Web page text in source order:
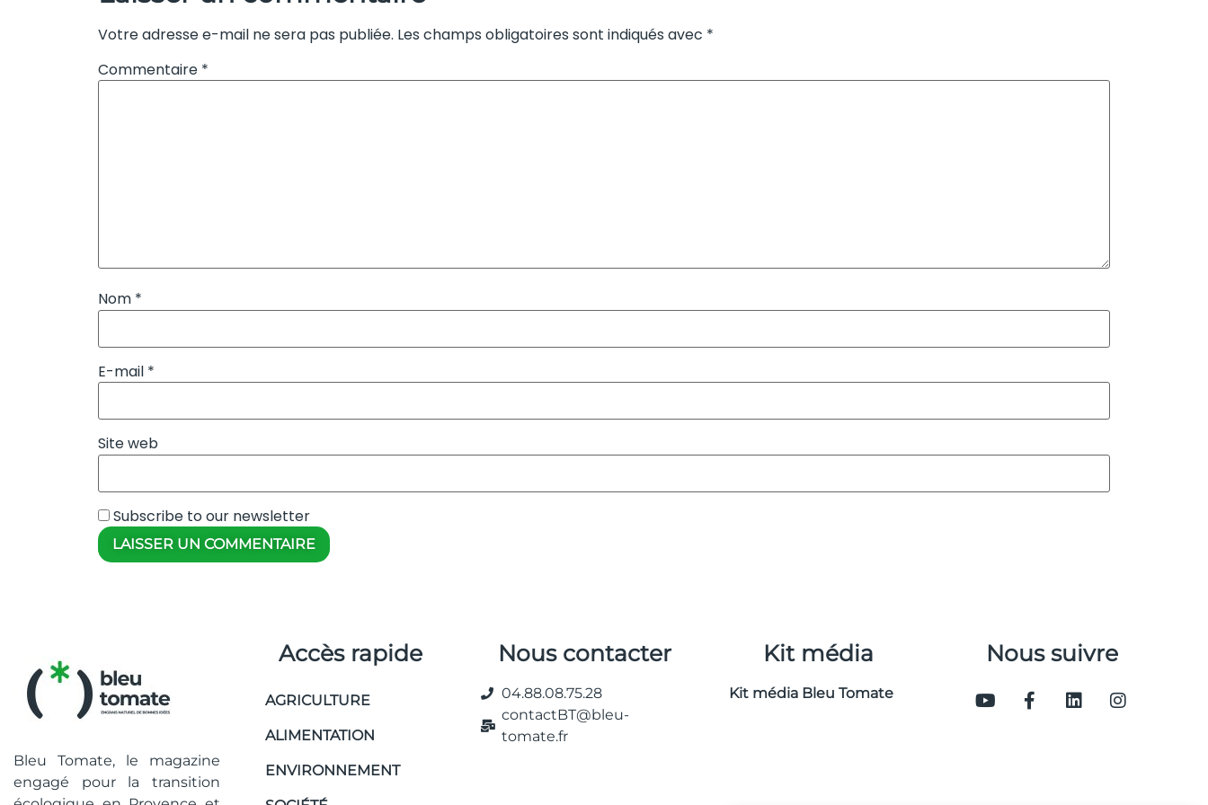
Votre adresse e-mail ne sera pas publiée. Les champs obligatoires sont indiqués avec *
Commentaire *
Nom *
E-mail *
Site web
Subscribe to our newsletter
Bleu Tomate, le magazine
engagé pour la transition
Accès rapide
AGRICULTURE
ALIMENTATION
ENVIRONNEMENT
Nous contacter
04.88.08.75.28
contactBT@bleu-
tomate.fr
Kit média
Kit média Bleu Tomate
Nous suivre